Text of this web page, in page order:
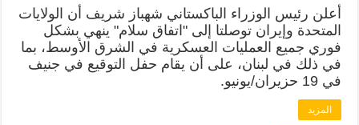
أعلن رئيس الوزراء الباكستاني شهباز شريف أن الولايات
المتحدة وإيران توصلتا إلى "اتفاق سلام" ينهي بشكل
فوري جميع العمليات العسكرية في الشرق الأوسط، بما
في ذلك في لبنان، على أن يقام حفل التوقيع في جنيف
في 19 حزيران/يونيو.
المزيد